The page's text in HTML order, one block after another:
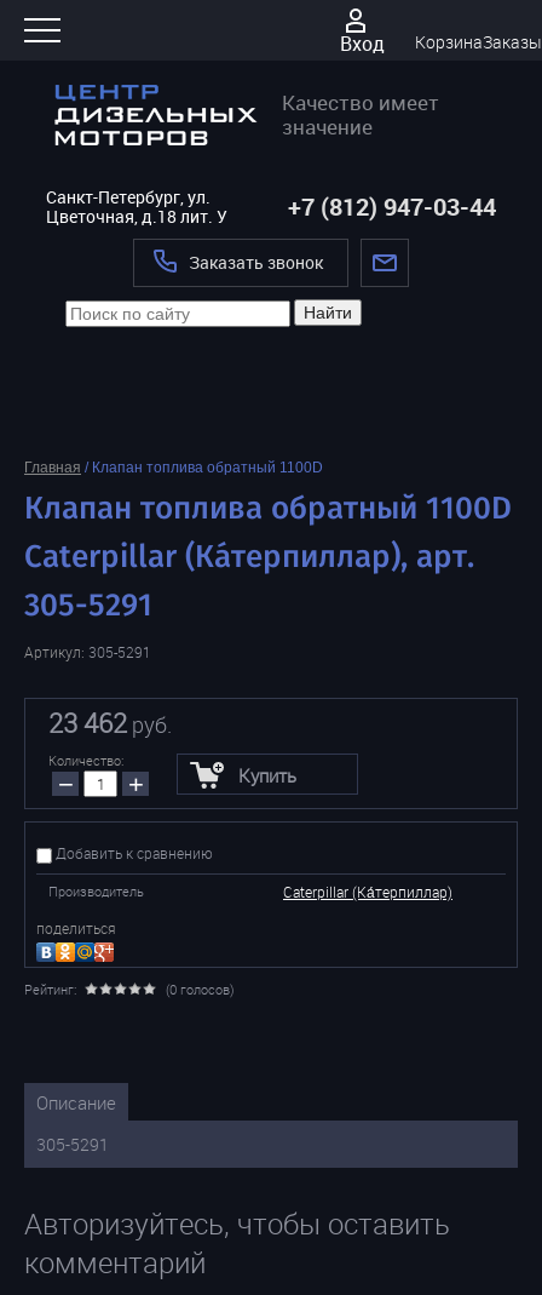
Вход КорзинаЗаказы
Качество имеет
значение
Санкт-Петербург, ул.
Цветочная, д.18 лит. У
+7 (812) 947-03-44
Заказать звонок
Найти
Главная / Клапан топлива обратный 1100D
Клапан топлива обратный 1100D
Caterpillar (Ка́терпиллар), арт.
305-5291
Артикул: 305-5291
23 462 руб.
Количество:
− + Купить
Добавить к сравнению
Производитель
Caterpillar (Ка́терпиллар)
поделиться
Рейтинг: (0 голосов)
Описание
305-5291
Авторизуйтесь, чтобы оставить
комментарий